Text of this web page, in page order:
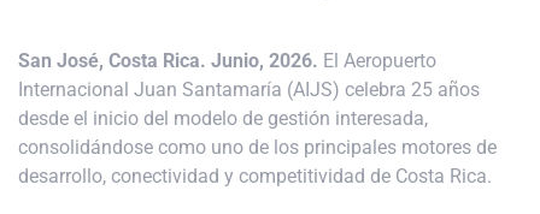
San José, Costa Rica. Junio, 2026. El Aeropuerto
Internacional Juan Santamaría (AIJS) celebra 25 años
desde el inicio del modelo de gestión interesada,
consolidándose como uno de los principales motores de
desarrollo, conectividad y competitividad de Costa Rica.